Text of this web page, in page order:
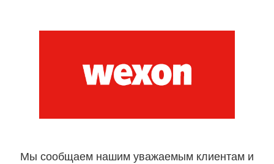
Мы сообщаем нашим уважаемым клиентам и